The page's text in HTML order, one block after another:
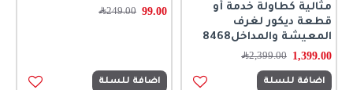
مثالية كطاولة خدمة أو
قطعة ديكور لغرف
المعيشة والمداخل8468
1,399.00
2,399.00﷼
اضافة للسلة
99.00
249.00﷼
اضافة للسلة